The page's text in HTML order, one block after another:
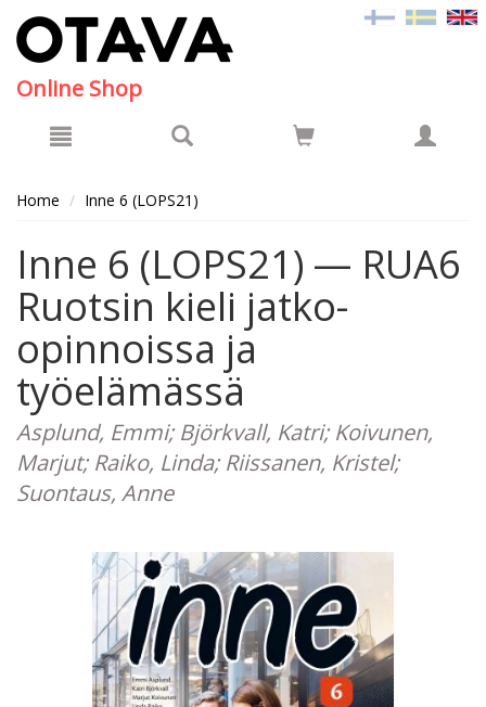
Online Shop
Home Inne 6 (LOPS21)
Inne 6 (LOPS21) — RUA6
Ruotsin kieli jatko-
opinnoissa ja
työelämässä
Asplund, Emmi; Björkvall, Katri; Koivunen,
Marjut; Raiko, Linda; Riissanen, Kristel;
Suontaus, Anne